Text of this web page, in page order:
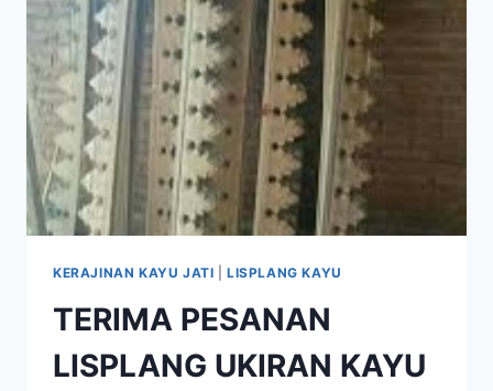
KERAJINAN KAYU JATI |LISPLANG KAYU
TERIMA PESANAN
LISPLANG UKIRAN KAYU